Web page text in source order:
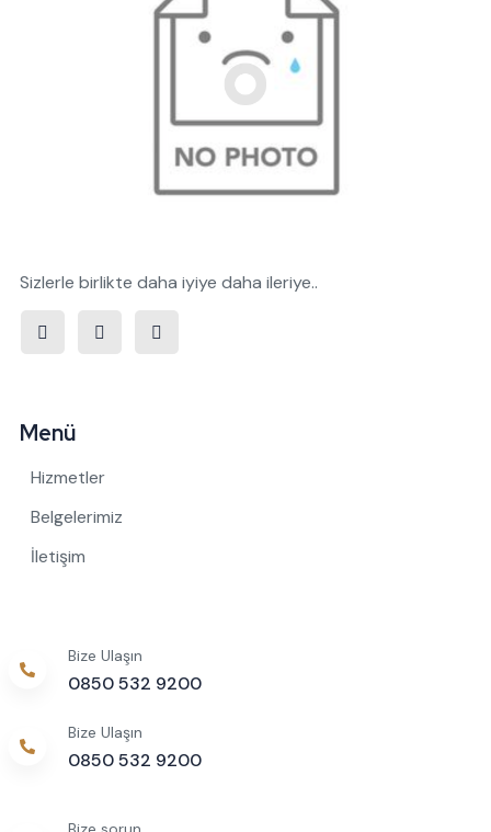
Sizlerle birlikte daha iyiye daha ileriye..
Menü
Hizmetler
Belgelerimiz
İletişim
Bize Ulaşın
0850 532 9200
Bize Ulaşın
0850 532 9200